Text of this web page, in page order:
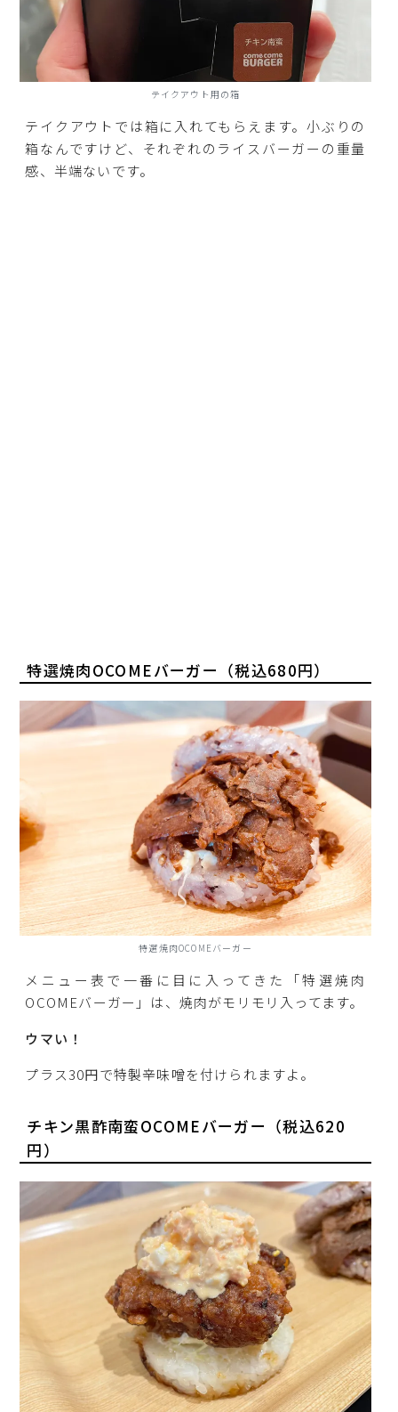
テイクアウト用の箱
テイクアウトでは箱に入れてもらえます。小ぶりの
箱なんですけど、それぞれのライスバーガーの重量
感、半端ないです。
特選焼肉OCOMEバーガー（税込680円）
特選焼肉OCOMEバーガー
メニュー表で一番に目に入ってきた「特選焼肉
OCOMEバーガー」は、焼肉がモリモリ入ってます。
ウマい！
プラス30円で特製辛味噌を付けられますよ。
チキン黒酢南蛮OCOMEバーガー（税込620
円）